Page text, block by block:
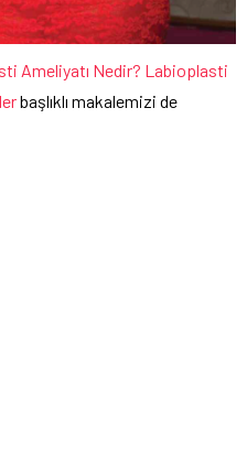
Ameliyatı Nedir? Labioplasti
başlıklı makalemizi de